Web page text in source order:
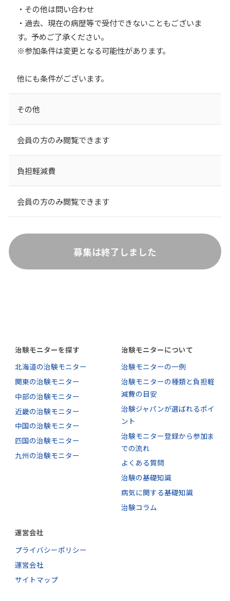
・その他は問い合わせ
・過去、現在の病歴等で受付できないこともございま
す。予めご了承ください。
※参加条件は変更となる可能性があります。
他にも条件がございます。
その他
会員の方のみ閲覧できます
負担軽減費
会員の方のみ閲覧できます
募集は終了しました
治験モニターを探す
北海道の治験モニター
関東の治験モニター
中部の治験モニター
近畿の治験モニター
中国の治験モニター
四国の治験モニター
九州の治験モニター
治験モニターについて
治験モニターの一例
治験モニターの種類と負担軽
減費の目安
治験ジャパンが選ばれるポイ
ント
治験モニター登録から参加ま
での流れ
よくある質問
治験の基礎知識
病気に関する基礎知識
治験コラム
運営会社
プライバシーポリシー
運営会社
サイトマップ